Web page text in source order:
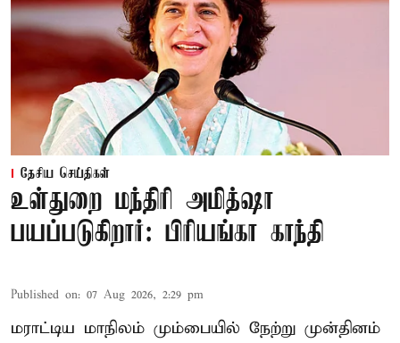
தேசிய செய்திகள்
உள்துறை மந்திரி அமித்ஷா
பயப்படுகிறார்: பிரியங்கா காந்தி
Published on: 07 Aug 2026, 2:29 pm
மராட்டிய மாநிலம் மும்பையில் நேற்று முன்தினம்